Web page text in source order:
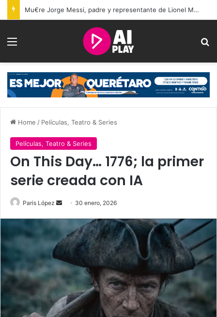
Mu€re Jorge Messi, padre y representante de Lionel Messi, a los 68 años
Menu
Home / Películas, Teatro & Series
Películas, Teatro & Series
On This Day… 1776; la primer
serie creada con IA
Paris López
Send 30 enero, 2026